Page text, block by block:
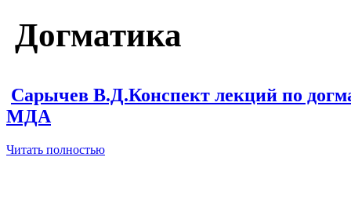
Догматика
Сарычев В.Д.Конспект лекций по
МДА
Читать полностью